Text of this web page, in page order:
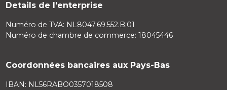
Details de l'enterprise
Numéro de TVA: NL8047.69.552.B.01
Numéro de chambre de commerce: 18045446
Coordonnées bancaires aux Pays-Bas
IBAN: NL56RABO0357018508